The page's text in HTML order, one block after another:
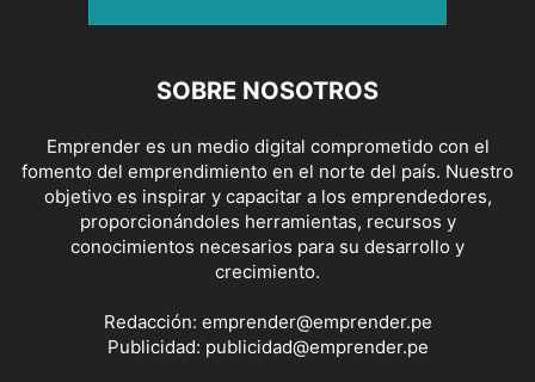
SOBRE NOSOTROS
Emprender es un medio digital comprometido con el
fomento del emprendimiento en el norte del país. Nuestro
objetivo es inspirar y capacitar a los emprendedores,
proporcionándoles herramientas, recursos y
conocimientos necesarios para su desarrollo y
crecimiento.
Redacción: emprender@emprender.pe
Publicidad: publicidad@emprender.pe